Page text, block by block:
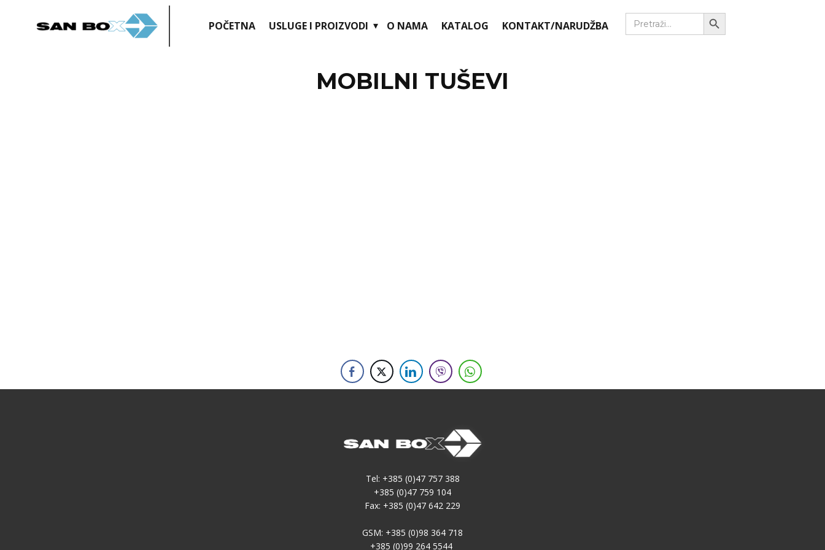
Search
for:
Search Button
POČETNA
USLUGE I PROIZVODI O NAMA KATALOG KONTAKT/NARUDŽBA
MOBILNI TUŠEVI
Tel: +385 (0)47 757 388
+385 (0)47 759 104
Fax: +385 (0)47 642 229
GSM: +385 (0)98 364 718
+385 (0)99 264 5544